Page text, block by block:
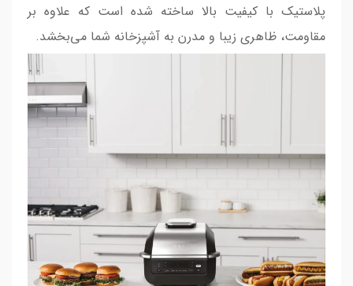
پلاستیک با کیفیت بالا ساخته شده است که علاوه بر
مقاومت، ظاهری زیبا و مدرن به آشپزخانه شما می‌بخشد.